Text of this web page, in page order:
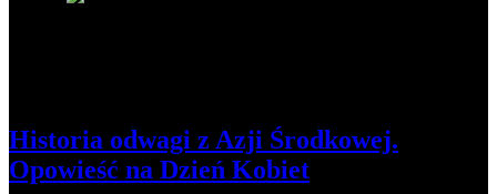
Historia odwagi z Azji Środkowej.
Opowieść na Dzień Kobiet